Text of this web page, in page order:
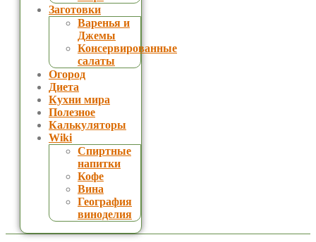
Заготовки
Варенья и
Джемы
Консервированные
салаты
Огород
Диета
Кухни мира
Полезное
Калькуляторы
Wiki
Спиртные
напитки
Кофе
Вина
География
виноделия